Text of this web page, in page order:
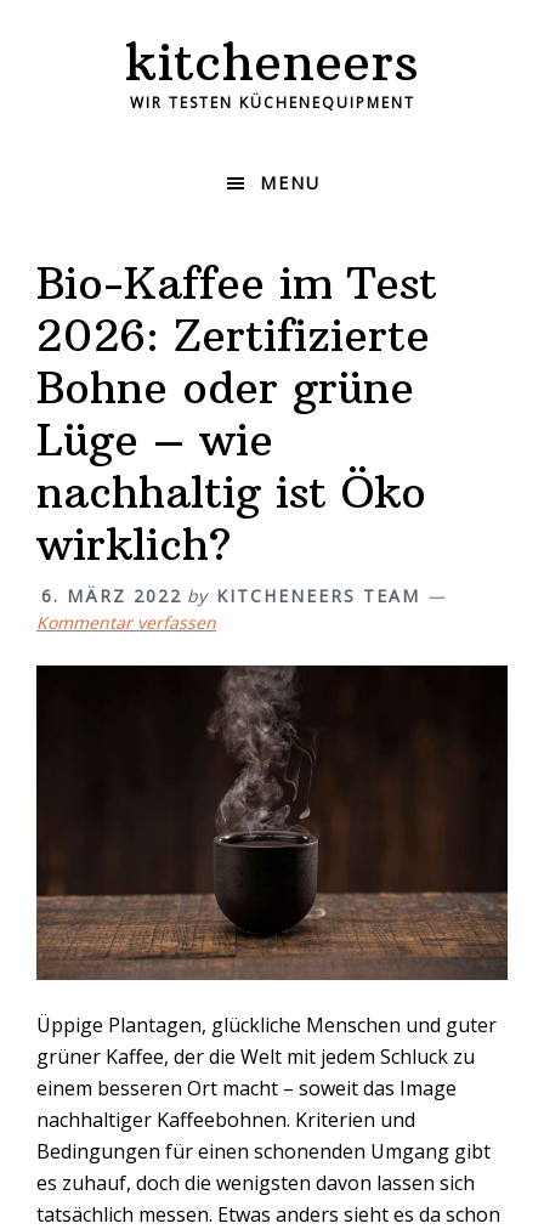
kitcheneers
WIR TESTEN KÜCHENEQUIPMENT
MENU
Bio-Kaffee im Test
2026: Zertifizierte
Bohne oder grüne
Lüge – wie
nachhaltig ist Öko
wirklich?
6. MÄRZ 2022 by KITCHENEERS TEAM
Kommentar verfassen
Üppige Plantagen, glückliche Menschen und guter
grüner Kaffee, der die Welt mit jedem Schluck zu
einem besseren Ort macht – soweit das Image
nachhaltiger Kaffeebohnen. Kriterien und
Bedingungen für einen schonenden Umgang gibt
es zuhauf, doch die wenigsten davon lassen sich
tatsächlich messen. Etwas anders sieht es da schon